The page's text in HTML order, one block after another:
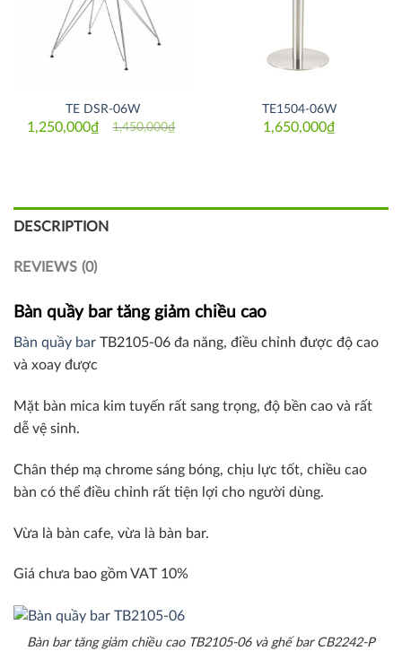
TE DSR-06W
1,450,000₫
Original
1,250,000₫
Current
TE1504-06W
1,650,000₫
DESCRIPTION
REVIEWS (0)
Bàn quầy bar tăng giảm chiều cao
Bàn quầy bar TB2105-06 đa năng, điều chỉnh được độ cao
và xoay được
Mặt bàn mica kim tuyến rất sang trọng, độ bền cao và rất
dễ vệ sinh.
Chân thép mạ chrome sáng bóng, chịu lực tốt, chiều cao
bàn có thể điều chỉnh rất tiện lợi cho người dùng.
Vừa là bàn cafe, vừa là bàn bar.
Giá chưa bao gồm VAT 10%
Bàn bar tăng giảm chiều cao TB2105-06 và ghế bar CB2242-P